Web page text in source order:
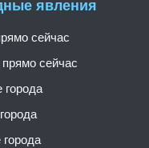
явления
сейчас
сейчас